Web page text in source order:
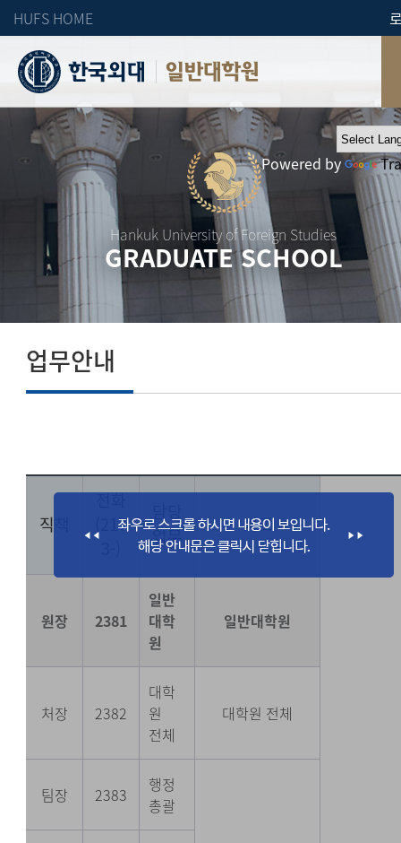
HUFS HOME
일반대학원
Hankuk University of Foreign Studies
GRADUATE SCHOOL
Powered by
업무안내
직책
전화
(217
업무
비고
원장 2381
일반
대학
원
일반대학원
처장 2382
대학
원
전체
대학원 전체
팀장 2383
행정
총괄